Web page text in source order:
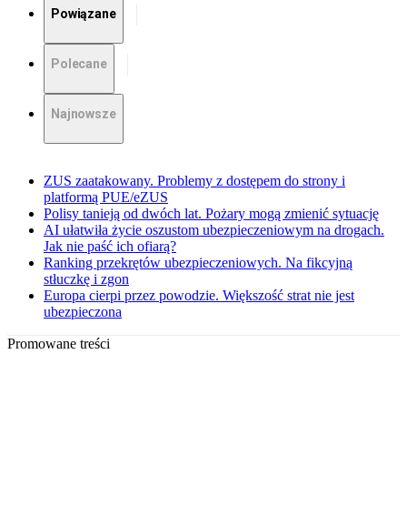
Powiązane
Polecane
Najnowsze
ZUS zaatakowany. Problemy z dostępem do strony i
platformą PUE/eZUS
Polisy tanieją od dwóch lat. Pożary mogą zmienić sytuację
AI ułatwiła życie oszustom ubezpieczeniowym na drogach.
Jak nie paść ich ofiarą?
Ranking przekrętów ubezpieczeniowych. Na fikcyjną
stłuczkę i zgon
Europa cierpi przez powodzie. Większość strat nie jest
ubezpieczona
Promowane treści